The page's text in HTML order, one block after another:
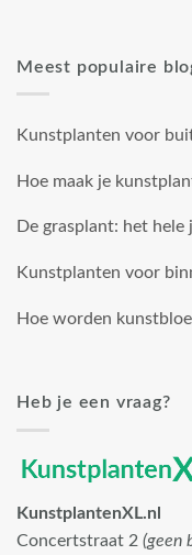
Meest populaire
Kunstplanten voor
Hoe maak je
De grasplant: het
Kunstplanten voor
Hoe worden
Heb je een vraag?
KunstplantenXL.nl
Concertstraat 2 (geen